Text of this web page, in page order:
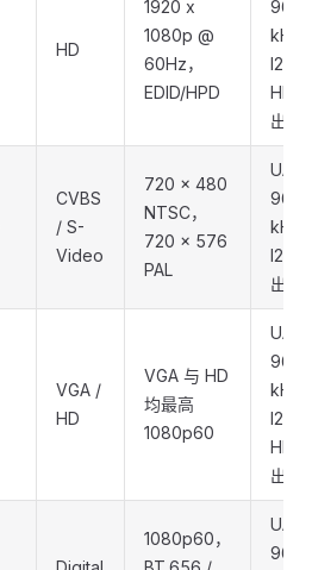
HD
1920 x
1080p @
60Hz，
EDID/HPD
96
kHz
I2S /
HD
出
CVBS
/ S-
Video
720 x 480
NTSC，
720 x 576
PAL
UAC
96
kHz
I2S
出
VGA /
HD
VGA 与 HD
均最高
1080p60
UAC
96
kHz
I2S /
HD
出
1080p60，
UAC
96